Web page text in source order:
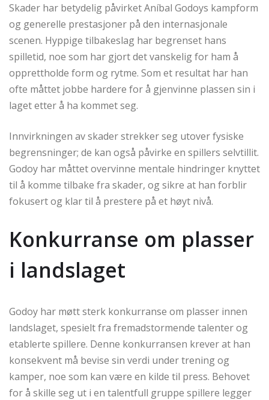
Skader har betydelig påvirket Aníbal Godoys kampform
og generelle prestasjoner på den internasjonale
scenen. Hyppige tilbakeslag har begrenset hans
spilletid, noe som har gjort det vanskelig for ham å
opprettholde form og rytme. Som et resultat har han
ofte måttet jobbe hardere for å gjenvinne plassen sin i
laget etter å ha kommet seg.
Innvirkningen av skader strekker seg utover fysiske
begrensninger; de kan også påvirke en spillers selvtillit.
Godoy har måttet overvinne mentale hindringer knyttet
til å komme tilbake fra skader, og sikre at han forblir
fokusert og klar til å prestere på et høyt nivå.
Konkurranse om plasser
i landslaget
Godoy har møtt sterk konkurranse om plasser innen
landslaget, spesielt fra fremadstormende talenter og
etablerte spillere. Denne konkurransen krever at han
konsekvent må bevise sin verdi under trening og
kamper, noe som kan være en kilde til press. Behovet
for å skille seg ut i en talentfull gruppe spillere legger